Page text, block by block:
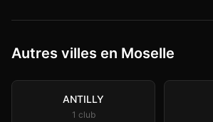
Autres villes en Moselle
ANTILLY
1 club